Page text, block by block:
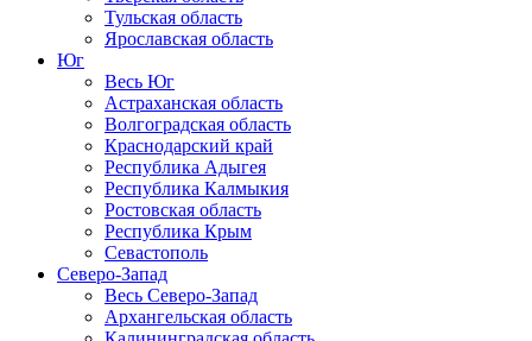
Тульская область
Ярославская область
Юг
Весь Юг
Астраханская область
Волгоградская область
Краснодарский край
Республика Адыгея
Республика Калмыкия
Ростовская область
Республика Крым
Севастополь
Северо-Запад
Весь Северо-Запад
Архангельская область